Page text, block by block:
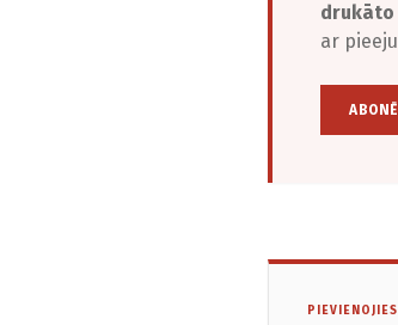
drukāto
ar